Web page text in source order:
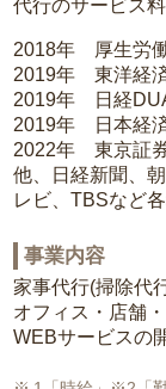
代行のサービス
2018年 厚生労
2019年 東洋経
2019年 日経
2019年 日本経
2022年 東京証
他、日経新聞、
レビ、TBSなど
事業内容
家事代行(掃除代
オフィス・店舗
WEBサービスの